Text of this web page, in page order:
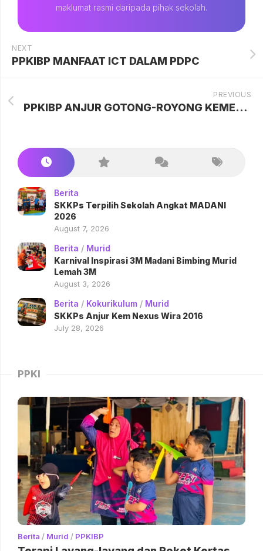
maklumat rasmi daripada pihak sekolah.
NEXT
PPKIBP MANFAAT ICT DALAM PDPC
PREVIOUS
PPKIBP ANJUR GOTONG-ROYONG KEMERDEKAAN
Berita
SKKPs Terpilih Sekolah Angkat MADANI
2026
August 7, 2026
Berita / Murid
Karnival Inspirasi 3M Madani Bimbing Murid
Lemah 3M
August 3, 2026
Berita / Kokurikulum / Murid
SKKPs Anjur Kem Nexus Wira 2016
July 28, 2026
PPKI
Berita / Murid / PPKIBP